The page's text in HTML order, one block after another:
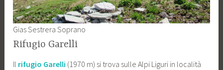
Gias Sestrera Soprano
Rifugio Garelli
Il rifugio Garelli (1970 m) si trova sulle Alpi Liguri in località